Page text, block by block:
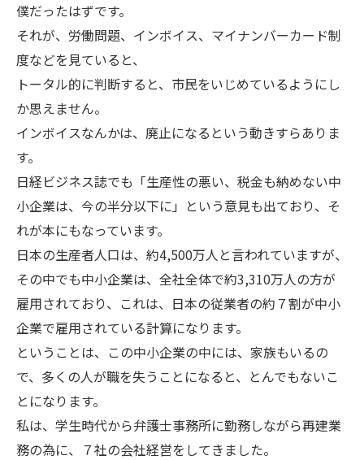
僕だったはずです。
それが、労働問題、インボイス、マイナンバーカード制
度などを見ていると、
トータル的に判断すると、市民をいじめているようにし
か思えません。
インボイスなんかは、廃止になるという動きすらありま
す。
日経ビジネス誌でも「生産性の悪い、税金も納めない中
小企業は、今の半分以下に」という意見も出ており、そ
れが本にもなっています。
日本の生産者人口は、約4,500万人と言われていますが、
その中でも中小企業は、全社全体で約3,310万人の方が
雇用されており、これは、日本の従業者の約７割が中小
企業で雇用されている計算になります。
ということは、この中小企業の中には、家族もいるの
で、多くの人が職を失うことになると、とんでもないこ
とになります。
私は、学生時代から弁護士事務所に勤務しながら再建業
務の為に、７社の会社経営をしてきました。